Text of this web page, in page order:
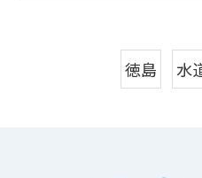
徳島 水